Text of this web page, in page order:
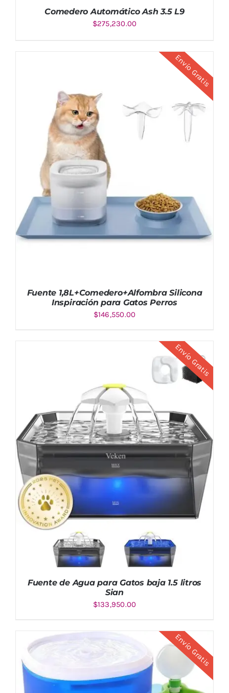
AÑADIR AL CARRITO
Comedero Automático Ash 3.5 L9
$275,230.00
AÑADIR AL CARRITO / DETALLES
Envío Gratis
Fuente 1,8L+Comedero+Alfombra Silicona
Inspiración para Gatos Perros
$146,550.00
AÑADIR AL CARRITO DETALLES
Envío Gratis
Fuente de Agua para Gatos baja 1.5 litros
Sian
$133,950.00
Envío Gratis